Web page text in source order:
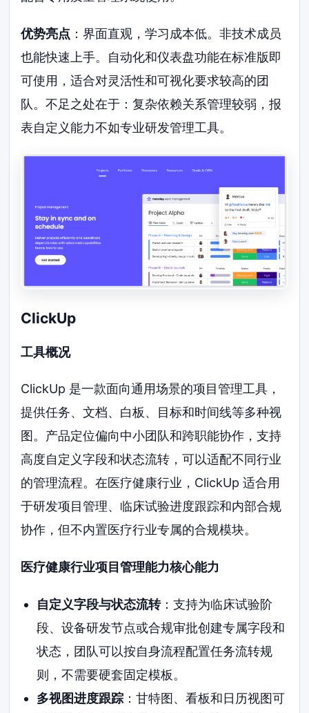
优势亮点 ：界面直观，学习成本低。非技术成员
也能快速上手。自动化和仪表盘功能在标准版即
可使用，适合对灵活性和可视化要求较高的团
队。不足之处在于：复杂依赖关系管理较弱，报
表自定义能力不如专业研发管理工具。
ClickUp
工具概况
ClickUp 是一款面向通用场景的项目管理工具，
提供任务、文档、白板、目标和时间线等多种视
图。产品定位偏向中小团队和跨职能协作，支持
高度自定义字段和状态流转，可以适配不同行业
的管理流程。在医疗健康行业，ClickUp 适合用
于研发项目管理、临床试验进度跟踪和内部合规
协作，但不内置医疗行业专属的合规模块。
医疗健康行业项目管理能力核心能力
自定义字段与状态流转：支持为临床试验阶
段、设备研发节点或合规审批创建专属字段和
状态，团队可以按自身流程配置任务流转规
则，不需要硬套固定模板。
多视图进度跟踪：甘特图、看板和日历视图可